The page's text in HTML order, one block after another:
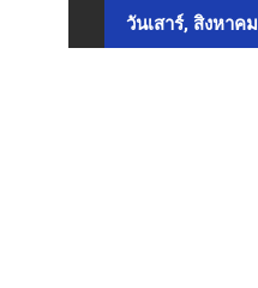
to
วันเสาร์, สิงหาค